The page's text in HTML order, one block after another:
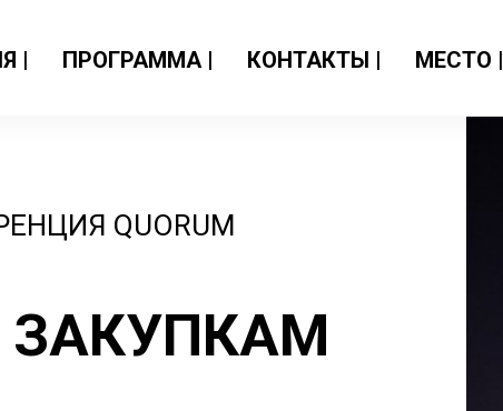
| ПРОГРАММА | КОНТАКТЫ | МЕСТО |
QUORUM
ЗАКУПКАМ